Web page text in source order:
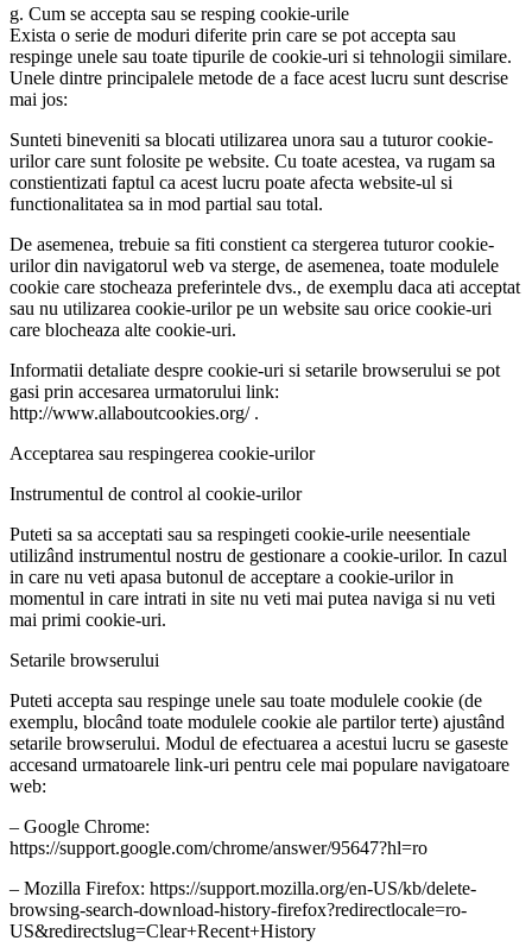
g. Cum se accepta sau se resping cookie-urile
Exista o serie de moduri diferite prin care se pot accepta sau
respinge unele sau toate tipurile de cookie-uri si tehnologii similare.
Unele dintre principalele metode de a face acest lucru sunt descrise
mai jos:
Sunteti bineveniti sa blocati utilizarea unora sau a tuturor cookie-
urilor care sunt folosite pe website. Cu toate acestea, va rugam sa
constientizati faptul ca acest lucru poate afecta website-ul si
functionalitatea sa in mod partial sau total.
De asemenea, trebuie sa fiti constient ca stergerea tuturor cookie-
urilor din navigatorul web va sterge, de asemenea, toate modulele
cookie care stocheaza preferintele dvs., de exemplu daca ati acceptat
sau nu utilizarea cookie-urilor pe un website sau orice cookie-uri
care blocheaza alte cookie-uri.
Informatii detaliate despre cookie-uri si setarile browserului se pot
gasi prin accesarea urmatorului link:
http://www.allaboutcookies.org/ .
Acceptarea sau respingerea cookie-urilor
Instrumentul de control al cookie-urilor
Puteti sa sa acceptati sau sa respingeti cookie-urile neesentiale
utilizând instrumentul nostru de gestionare a cookie-urilor. In cazul
in care nu veti apasa butonul de acceptare a cookie-urilor in
momentul in care intrati in site nu veti mai putea naviga si nu veti
mai primi cookie-uri.
Setarile browserului
Puteti accepta sau respinge unele sau toate modulele cookie (de
exemplu, blocând toate modulele cookie ale partilor terte) ajustând
setarile browserului. Modul de efectuarea a acestui lucru se gaseste
accesand urmatoarele link-uri pentru cele mai populare navigatoare
web:
– Google Chrome:
https://support.google.com/chrome/answer/95647?hl=ro
– Mozilla Firefox: https://support.mozilla.org/en-US/kb/delete-
browsing-search-download-history-firefox?redirectlocale=ro-
US&redirectslug=Clear+Recent+History